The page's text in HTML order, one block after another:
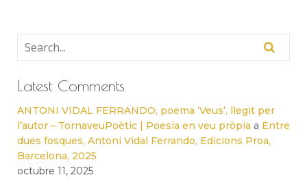
Latest Comments
ANTONI VIDAL FERRANDO, poema ‘Veus’, llegit per
l’autor – TornaveuPoètic | Poesia en veu pròpia a Entre
dues fosques, Antoni Vidal Ferrando, Edicions Proa,
Barcelona, 2025
octubre 11, 2025